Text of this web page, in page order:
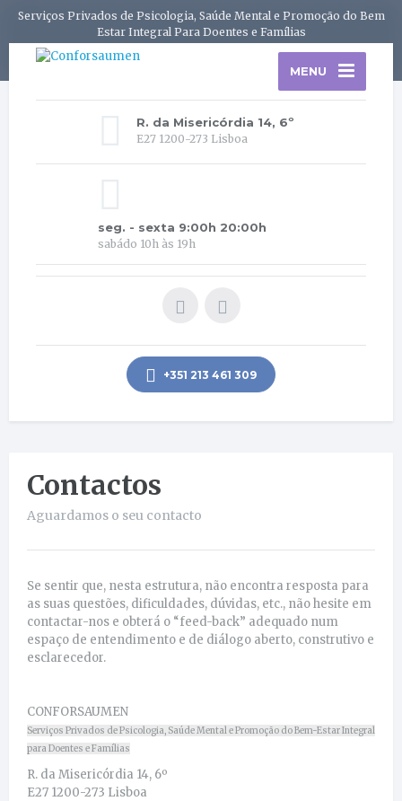
Serviços Privados de Psicologia, Saúde Mental e Promoção do Bem
Estar Integral Para Doentes e Famílias
MENU
R. da Misericórdia 14, 6º
E27 1200-273 Lisboa
seg. - sexta 9:00h 20:00h
sabádo 10h às 19h
+351 213 461 309
Contactos
Aguardamos o seu contacto
Se sentir que, nesta estrutura, não encontra resposta para
as suas questões, dificuldades, dúvidas, etc., não hesite em
contactar-nos e obterá o “feed-back” adequado num
espaço de entendimento e de diálogo aberto, construtivo e
esclarecedor.
CONFORSAUMEN
Serviços Privados de Psicologia, Saúde Mental e Promoção do Bem-Estar Integral
para Doentes e Famílias
R. da Misericórdia 14, 6º
E27 1200-273 Lisboa